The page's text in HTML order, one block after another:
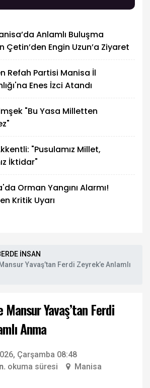
Anlamlı Buluşma
Çetin’den Engin Uzun’a Ziyaret
Refah Partisi Manisa İl
Enes İzci Atandı
"Bu Yasa Milletten
"Pusulamız Millet,
İktidar"
Orman Yangını Alarmı!
Kritik Uyarı
İNSAN
Yavaş’tan Ferdi Zeyrek’e Anlamlı
Mansur Yavaş’tan Ferdi
Anma
Çarşamba 08:48
okuma süresi Manisa